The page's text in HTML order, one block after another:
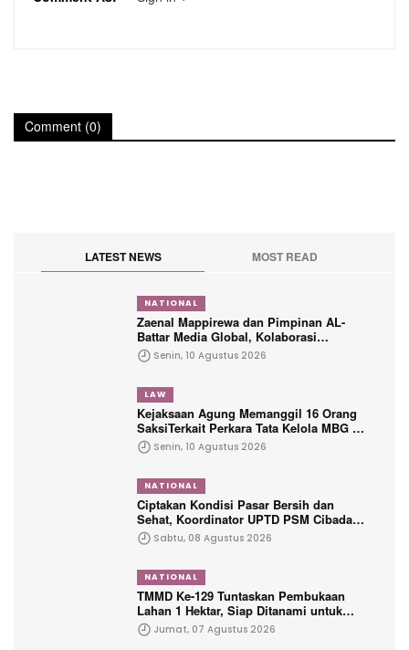
Comment (0)
LATEST NEWS MOST READ
NATIONAL
Zaenal Mappirewa dan Pimpinan AL-
Battar Media Global, Kolaborasi
Tingkatkan Peran Media dan Berita
Kredibel Berdasarkan Kode Etik
Senin, 10 Agustus 2026
LAW
Kejaksaan Agung Memanggil 16 Orang
SaksiTerkait Perkara Tata Kelola MBG di
BGNSenin, 10 Agustus 2026
NATIONAL
Ciptakan Kondisi Pasar Bersih dan
Sehat, Koordinator UPTD PSM Cibadak
Ajak Warga Jumsih Guna Menciptakan
Kenyamanan Pengunjung
Sabtu, 08 Agustus 2026
NATIONAL
TMMD Ke-129 Tuntaskan Pembukaan
Lahan 1 Hektar, Siap Ditanami untuk
Perkuat Ketahanan Pangan Kampung
Sesor
Jumat, 07 Agustus 2026